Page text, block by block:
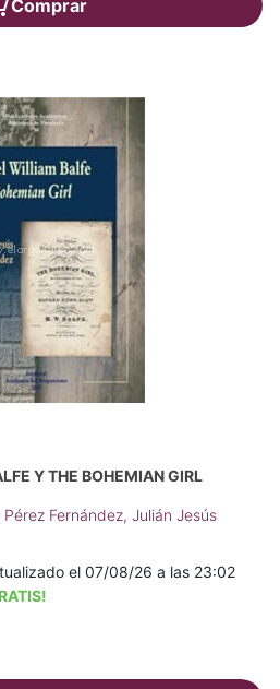
Comprar
Y THE BOHEMIAN GIRL
Pérez Fernández, Julián Jesús
el 07/08/26 a las 23:02